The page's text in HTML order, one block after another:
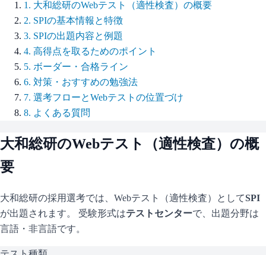
1 . 大和総研のWebテスト（適性検査）の概要
2. SPIの基本情報と特徴
3. SPIの出題内容と例題
4. 高得点を取るためのポイント
5. ボーダー・合格ライン
6. 対策・おすすめの勉強法
7. 選考フローとWebテストの位置づけ
8. よくある質問
大和総研のWebテスト（適性検査）の概
要
大和総研の採用選考では、Webテスト（適性検査）としてSPI
が出題されます。 受験形式はテストセンターで、 出題分野は
言語・非言語です。